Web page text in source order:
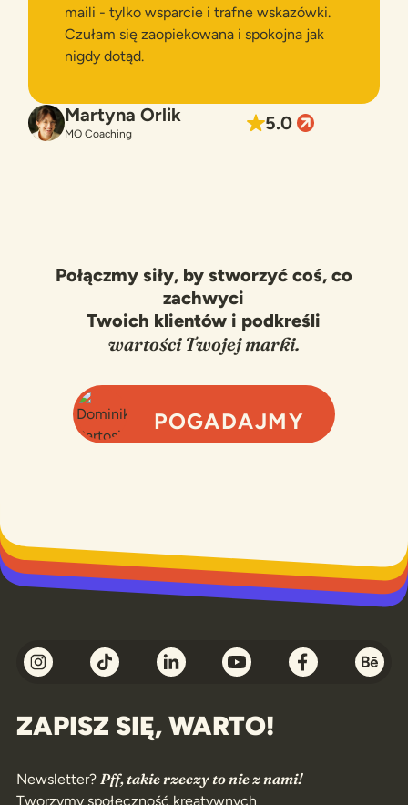
maili - tylko wsparcie i trafne wskazówki.
Czułam się zaopiekowana i spokojna jak
nigdy dotąd.
Martyna Orlik
MO Coaching 5.0
Połączmy siły, by stworzyć coś, co
zachwyci
Twoich klientów i podkreśli
wartości Twojej marki.
POGADAJMY
ŚMIAŁO ;)
ZAPISZ SIĘ, WARTO!
Newsletter? Pff, takie rzeczy to nie z nami!
Tworzymy społeczność kreatywnych